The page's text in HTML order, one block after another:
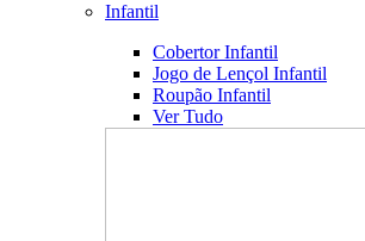
Infantil
Cobertor Infantil
Jogo de Lençol Infantil
Roupão Infantil
Ver Tudo